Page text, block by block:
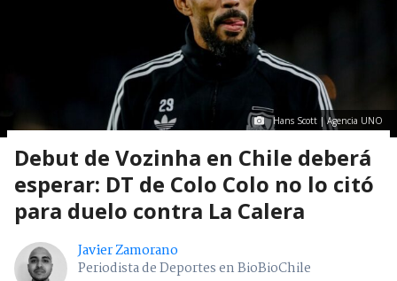
Hans Scott | Agencia UNO
Debut de Vozinha en Chile deberá
esperar: DT de Colo Colo no lo citó
para duelo contra La Calera
Javier Zamorano
Periodista de Deportes en BioBioChile